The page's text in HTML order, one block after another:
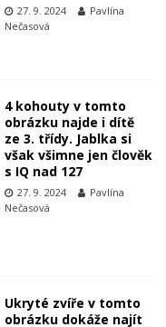
27. 9. 2024
Pavlína
Nečasová
4 kohouty v tomto
obrázku najde i dítě
ze 3. třídy. Jablka si
však všimne jen člověk
s IQ nad 127
27. 9. 2024
Pavlína
Nečasová
Ukryté zvíře v tomto
obrázku dokáže najít